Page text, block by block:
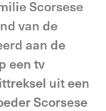
Scorsese
van de
aan de
een tv
uit een
Scorsese